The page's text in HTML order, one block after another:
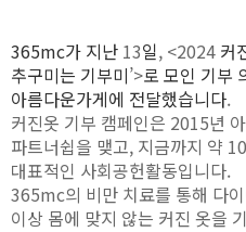
365mc가 지난 13일, <2024 커
추구미는 기부미’>로 모인 기부
아름다운가게에 전달했습니다.
커진옷 기부 캠페인은 2015년
파트너쉽을 맺고, 지금까지 약 10
대표적인 사회공헌활동입니다.
365mc의 비만 치료를 통해 다
이상 몸에 맞지 않는 커진 옷을